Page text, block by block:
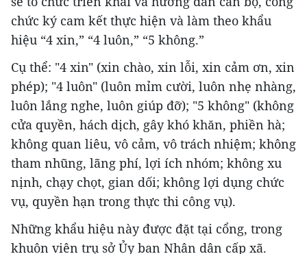
chức ký cam kết thực hiện và làm theo khẩu
hiệu “4 xin,” “4 luôn,” “5 không.”
Cụ thể: "4 xin" (xin chào, xin lỗi, xin cảm ơn, xin
phép); "4 luôn" (luôn mỉm cười, luôn nhẹ nhàng,
luôn lắng nghe, luôn giúp đỡ); "5 không" (không
cửa quyền, hách dịch, gây khó khăn, phiền hà;
không quan liêu, vô cảm, vô trách nhiệm; không
tham nhũng, lãng phí, lợi ích nhóm; không xu
nịnh, chạy chọt, gian dối; không lợi dụng chức
vụ, quyền hạn trong thực thi công vụ).
Những khẩu hiệu này được đặt tại cổng, trong
khuôn viên trụ sở Ủy ban Nhân dân cấp xã.